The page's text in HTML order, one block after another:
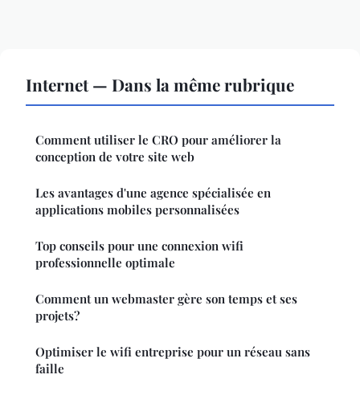
Internet — Dans la même rubrique
Comment utiliser le CRO pour améliorer la
conception de votre site web
Les avantages d'une agence spécialisée en
applications mobiles personnalisées
Top conseils pour une connexion wifi
professionnelle optimale
Comment un webmaster gère son temps et ses
projets?
Optimiser le wifi entreprise pour un réseau sans
faille